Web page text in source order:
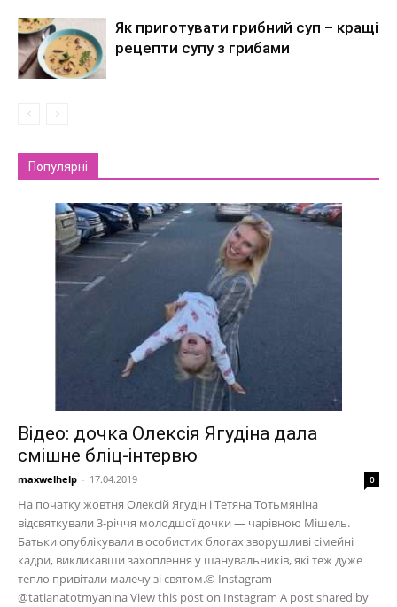
Як приготувати грибний суп – кращі
рецепти супу з грибами
Популярні
Відео: дочка Олексія Ягудіна дала
смішне бліц-інтервю
maxwelhelp - 17.04.2019 0
На початку жовтня Олексій Ягудін і Тетяна Тотьмяніна
відсвяткували 3-річчя молодшої дочки — чарівною Мішель.
Батьки опублікували в особистих блогах зворушливі сімейні
кадри, викликавши захоплення у шанувальників, які теж дуже
тепло привітали малечу зі святом.© Instagram
@tatianatotmyanina View this post on Instagram A post shared by